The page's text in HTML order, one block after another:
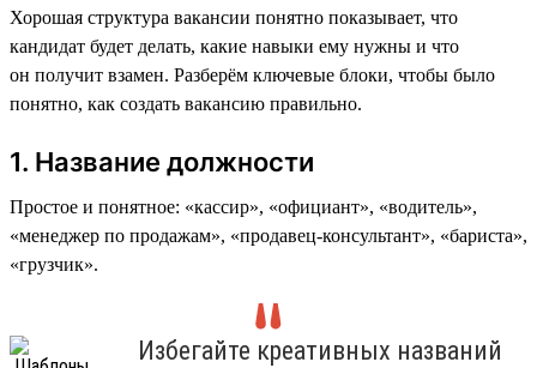
Хорошая структура вакансии понятно показывает, что
кандидат будет делать, какие навыки ему нужны и что
он получит взамен. Разберём ключевые блоки, чтобы было
понятно, как создать вакансию правильно.
1. Название должности
Простое и понятное: «кассир», «официант», «водитель»,
«менеджер по продажам», «продавец-консультант», «бариста»,
«грузчик».
Избегайте креативных названий